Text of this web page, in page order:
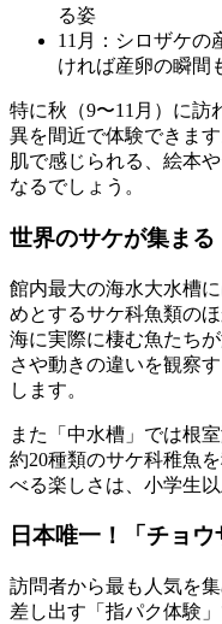
る姿
11月：シロザケの
ければ産卵の瞬間
特に秋（9〜11月）に訪
異を間近で体験できま
肌で感じられる、絵本
なるでしょう。
世界のサケが集ま
館内最大の海水大水槽
めとするサケ科魚類の
海に実際に棲む魚たち
さや動きの違いを観察
します。
また「中水槽」では根
約20種類のサケ科稚魚
べる楽しさは、小学生
日本唯一！「チョウ
訪問者から最も人気を集
差し出す「指パク体験」